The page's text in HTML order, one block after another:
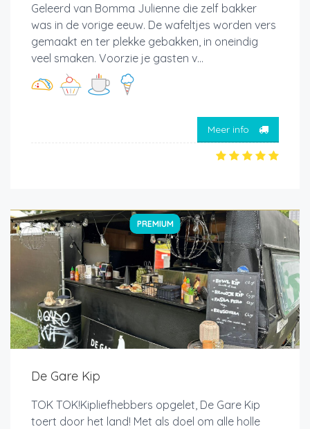
Geleerd van Bomma Julienne die zelf bakker
was in de vorige eeuw. De wafeltjes worden vers
gemaakt en ter plekke gebakken, in oneindig
veel smaken. Voorzie je gasten v...
Meer info
PREMIUM
De Gare Kip
TOK TOK!Kipliefhebbers opgelet, De Gare Kip
toert door het land! Met als doel om alle holle